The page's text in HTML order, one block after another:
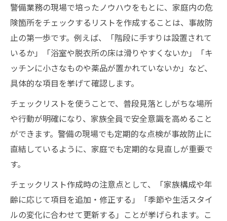
警備業務の現場で培ったノウハウをもとに、家庭内の危
険箇所をチェックするリストを作成することは、事故防
止の第一歩です。例えば、「階段に手すりは設置されて
いるか」「浴室や脱衣所の床は滑りやすくないか」「キ
ッチンに小さなものや薬品が置かれていないか」など、
具体的な項目を挙げて確認します。
チェックリストを使うことで、普段見落としがちな場所
や行動が明確になり、家族全員で安全意識を高めること
ができます。警備の現場でも定期的な点検が事故防止に
直結しているように、家庭でも定期的な見直しが重要で
す。
チェックリスト作成時の注意点として、「家族構成や年
齢に応じて項目を追加・修正する」「季節や生活スタイ
ルの変化に合わせて更新する」ことが挙げられます。こ